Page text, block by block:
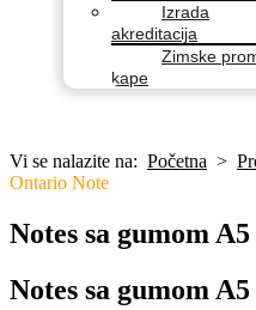
Izrada
akreditacija
Zimske
kape
Vi se nalazite na: Početna >
Ontario Note
Notes sa gumom
Notes sa gumom